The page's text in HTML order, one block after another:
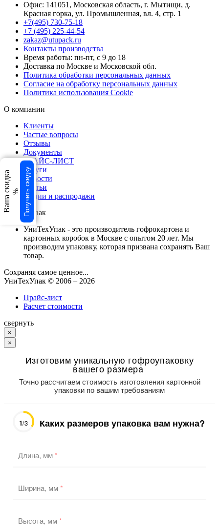
Офис: 141051, Московская область, г. Мытищи, д.
Красная горка, ул. Промышленная, вл. 4, стр. 1
+7(495) 730-75-18
+7 (495) 225-44-54
zakaz@utupack.ru
Контакты производства
Время работы: пн-пт, с 9 до 18
Доставка по Москве и Московской обл.
Политика обработки персональных данных
Согласие на обработку персональных данных
Политика использования Cookie
О компании
Клиенты
Частые вопросы
Отзывы
Документы
ПРАЙС-ЛИСТ
Услуги
Новости
Статьи
Акции и распродажи
УниТехУпак
УниТехУпак - это производитель гофрокартона и
картонных коробок в Москве с опытом 20 лет. Мы
производим упаковку, которая призвана сохранять Ваш
товар.
Сохраняя самое ценное...
УниТехУпак © 2006 – 2026
Прайс-лист
Расчет стоимости
свернуть
×
×
Изготовим уникальную гофроупаковку
вашего размера
Точно рассчитаем стоимость изготовления картонной
упаковки по вашим требованиям
1/3 Каких размеров упаковка вам нужна?
Длина, мм*
Ширина, мм*
Высота, мм*
Ваша скидка % Получить скидку